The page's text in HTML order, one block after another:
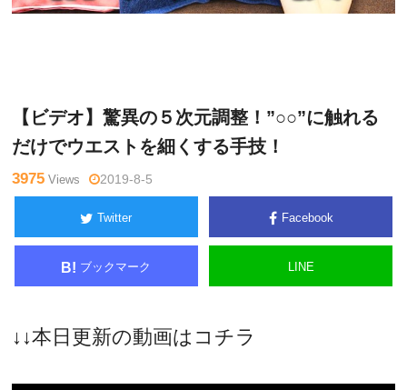
【ビデオ】驚異の５次元調整！”○○”に触れる
だけでウエストを細くする手技！
3975 Views 2019-8-5
Twitter Facebook
B! ブックマーク LINE
↓↓本日更新の動画はコチラ